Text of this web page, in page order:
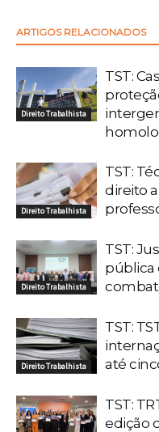
ARTIGOS RELACIONADOS
Direito Trabalhista
TST:
Direito Trabalhista
TST:
direito
Direito Trabalhista
TST:
pública
Direito Trabalhista
TST:
até
TST:
edição